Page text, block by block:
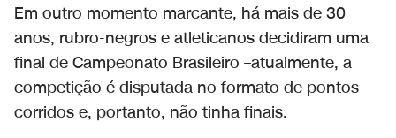
Em outro momento marcante, há mais de 30
anos, rubro-negros e atleticanos decidiram uma
final de Campeonato Brasileiro –atualmente, a
competição é disputada no formato de pontos
corridos e, portanto, não tinha finais.